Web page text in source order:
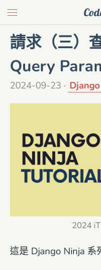
請求（三）
Query
2024-09-23 Django
2024
這是 Django Ninja 系